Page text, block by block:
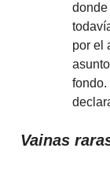
donde
por el
Vainas